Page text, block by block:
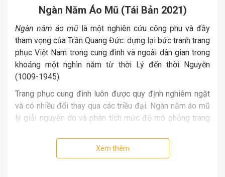
Ngàn Năm Áo Mũ (Tái Bản 2021)
Ngàn năm áo mũ là một nghiên cứu công phu và đầy
tham vọng của Trần Quang Đức: dựng lại bức tranh trang
phục Việt Nam trong cung đình và ngoài dân gian trong
khoảng một nghìn năm từ thời Lý đến thời Nguyễn
(1009-1945).
Trang phục cung đình luôn được quy định nghiêm ngặt
và có nhiều đổi thay qua các triều đại. Ngàn năm áo mũ
lý giải nguyên do và phân tích mức độ mô phỏng trang
đại Việt Nam, mô tả chi tiết, tỉ mỉ nhiều dạng trang phục
như bộ Tế phục Cổn Miện uy nghi của các vị hoàng đế,
Xem thêm